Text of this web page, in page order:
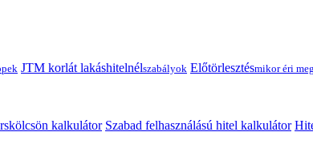
JTM korlát lakáshitelnélszabályok Előtörlesztésmikor éri meg
kalkulátor Szabad felhasználású hitel kalkulátor